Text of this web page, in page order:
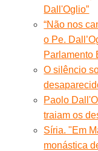
Dall'Oglio”
“Não nos
o Pe.
Parlamento
O silêncio
Paolo
traiam os
Síria. "Em
monástica